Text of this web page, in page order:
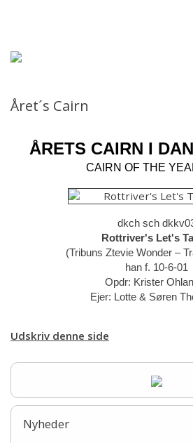
Hjem
Årsafslutninger
Året´s Cairn
ÅRETS CAIRN I
CAIRN OF THE
dkch sch
Rottriver's Let's
(Tribuns Ztevie Wonder –
han f. 10-6-01
Opdr: Krister
Ejer: Lotte & Søren
Udskriv denne side
Nyheder